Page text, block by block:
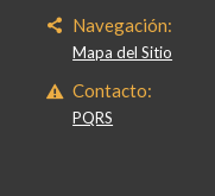
Navegación:
Mapa del Sitio
Contacto:
PQRS